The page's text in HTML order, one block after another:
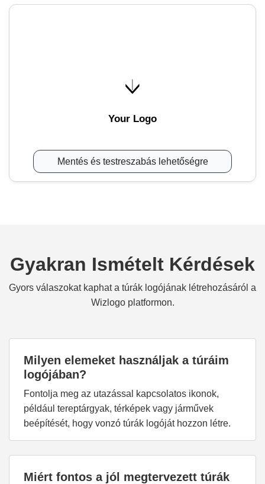
Your Logo
Mentés és testreszabás lehetőségre
Gyakran Ismételt Kérdések
Gyors válaszokat kaphat a túrák logójának létrehozásáról a
Wizlogo platformon.
Milyen elemeket használjak a túráim
logójában?
Fontolja meg az utazással kapcsolatos ikonok,
például tereptárgyak, térképek vagy járművek
beépítését, hogy vonzó túrák logóját hozzon létre.
Miért fontos a jól megtervezett túrák